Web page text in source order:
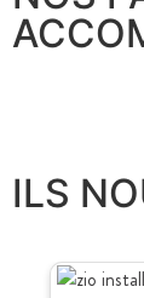
ILS